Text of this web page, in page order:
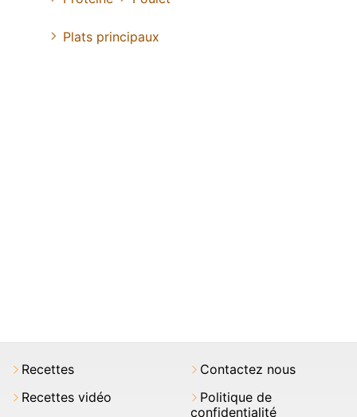
Plats principaux
Recettes
Recettes vidéo
Contactez nous
Politique de
confidentialité